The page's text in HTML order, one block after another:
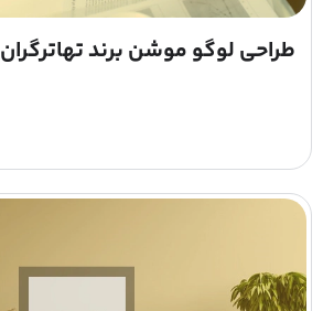
طراحی لوگو موشن برند تهاترگران